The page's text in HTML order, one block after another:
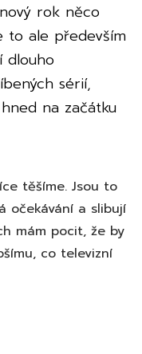
rok něco
to ale především
dlouho
sérií,
na začátku
těšíme. Jsou to
očekávání a slibují
mám pocit, že by
co televizní